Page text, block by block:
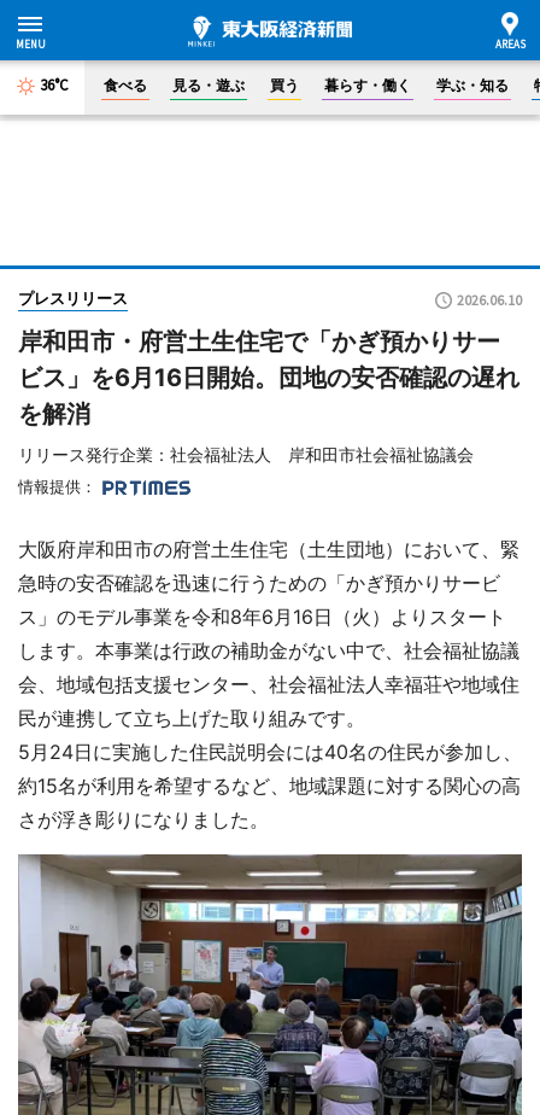
36°C 食べる 見る・遊ぶ 買う 暮らす・働く 学ぶ・知る
プレスリリース 2026.06.10
岸和田市・府営土生住宅で「かぎ預かりサー
ビス」を6月16日開始。団地の安否確認の遅れ
を解消
リリース発行企業：社会福祉法人 岸和田市社会福祉協議会
情報提供：
大阪府岸和田市の府営土生住宅（土生団地）において、緊
急時の安否確認を迅速に行うための「かぎ預かりサービ
ス」のモデル事業を令和8年6月16日（火）よりスタート
します。本事業は行政の補助金がない中で、社会福祉協議
会、地域包括支援センター、社会福祉法人幸福荘や地域住
民が連携して立ち上げた取り組みです。
5月24日に実施した住民説明会には40名の住民が参加し、
約15名が利用を希望するなど、地域課題に対する関心の高
さが浮き彫りになりました。